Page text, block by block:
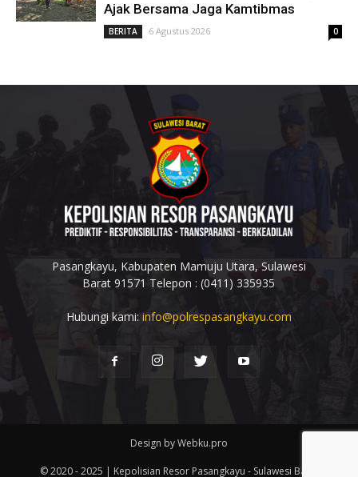
Ajak Bersama Jaga Kamtibmas
BERITA 6 Agustus 2026 0
Pasangkayu, Kabupaten Mamuju Utara, Sulawesi
Barat 91571 Telepon : (0411) 335935
Hubungi kami: info@polrespasangkayu.com
Design by Webku.pro
© 2020 - 2025 | Kepolisian Resor Pasangkayu - Sulawesi Barat